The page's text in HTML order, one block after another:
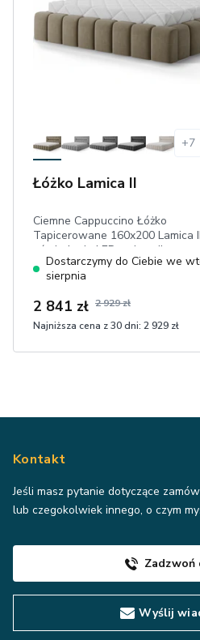
+7
Łóżko Lamica II
Ciemne Cappuccino Łóżko
Tapicerowane 160x200 Lamica
oświetlenie LED, pojemnik,
tapicerowane wezgłowie, rama
metalowa, welwet hydrofobowy
Dostarczymy do Ciebie we
sierpnia
2 841 zł 2 929 zł
Najniższa cena z 30 dni: 2 929 zł
Kontakt
Jeśli masz pytanie dotyczące
lub czegokolwiek innego, o czym
Zadzwoń
Wyślij